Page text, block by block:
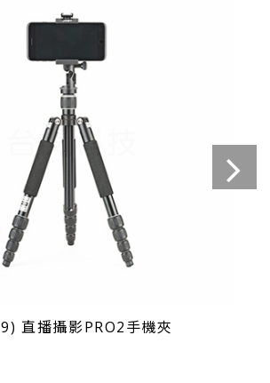
直播攝影PRO2手機夾